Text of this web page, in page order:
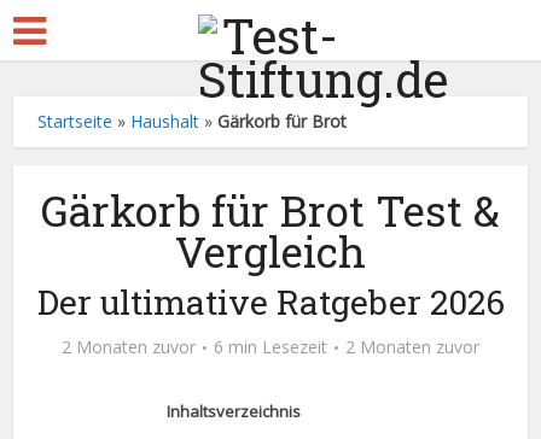
Startseite » Haushalt »Gärkorb für Brot
Gärkorb für Brot Test &
Vergleich
Der ultimative Ratgeber 2026
2 Monaten zuvor 6 min Lesezeit 2 Monaten zuvor
Inhaltsverzeichnis